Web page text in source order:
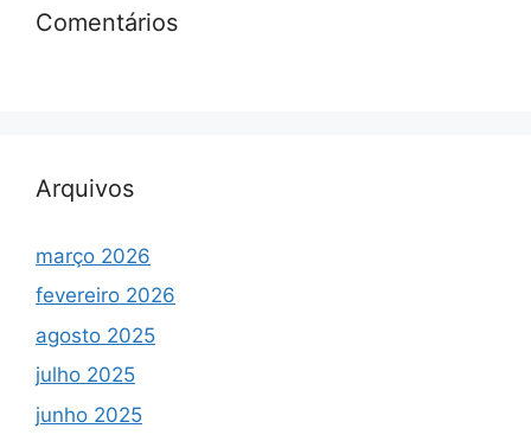
Comentários
Arquivos
março 2026
fevereiro 2026
agosto 2025
julho 2025
junho 2025